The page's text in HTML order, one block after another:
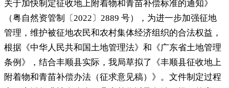
关于加快制定征收地上附着物和青苗补偿标准的通知》
（粤自然资管制〔2022〕2889 号）
， 为进一步加强征地
管理，维护被征地农民和农村集体经济组织的合法权益 ，
根据《中华人民共和国土地管理法》和《广东省土地管理
条例》，结合丰顺县实际 ， 我局草拟了《丰顺县征收地上
附着物和青苗补偿办法（征求意见稿）》。文件制定过程